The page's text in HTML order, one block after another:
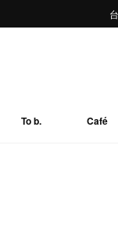
To b. Café